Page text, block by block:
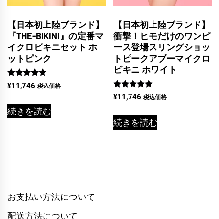
【日本初上陸ブランド】
『THE-BIKINI』の定番マ
イクロビキニセット ホ
ットピンク
5段階中
5.00
¥11,746 税込価格
続きを読む
【日本初上陸ブランド】
衝撃！ヒモだけのワンピ
ース登場スリングショッ
トピークアブーマイクロ
ビキニ ホワイト
5段階中
5.00
¥11,746 税込価格
続きを読む
お支払い方法について
配送方法について